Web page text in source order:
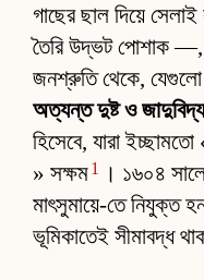
গাছের ছাল দিয়ে
তৈরি উদ্ভট পোশাক —,
জনশ্রুতি থেকে, যেগুলো
অত্যন্ত দুষ্ট ও
হিসেবে, যারা ইচ্ছামতো
» সক্ষম1
। ১৬০৪
মাৎসুমায়ে-তে নিযুক্ত
ভূমিকাতেই সীমাবদ্ধ